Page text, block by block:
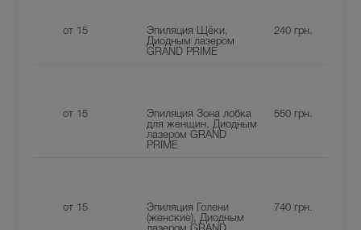
от 15
Эпиляция Щёки,
Диодным лазером
GRAND PRIME
240грн.
от 15
Эпиляция Зона лобка
для женщин, Диодным
лазером GRAND
PRIME
550грн.
от 15
Эпиляция Голени
(женские), Диодным
740грн.